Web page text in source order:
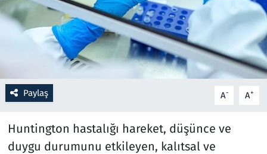
Paylaş A- A+
Huntington hastalığı hareket, düşünce ve
duygu durumunu etkileyen, kalıtsal ve
Sağlık
Savunma Sanayi
Seçim 2023
Teknoloji ve Bilim